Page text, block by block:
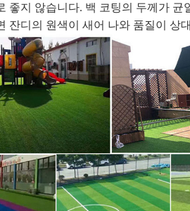
좋지 않습니다. 백 코팅의 두께가
잔디의 원색이 새어 나와 품질이 상